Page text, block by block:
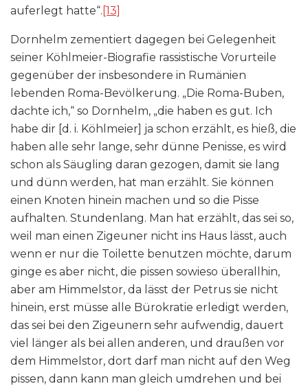
auferlegt hatte“. [13]
Dornhelm zementiert dagegen bei Gelegenheit
seiner Köhlmeier-Biografie rassistische Vorurteile
gegenüber der insbesondere in Rumänien
lebenden Roma-Bevölkerung. „Die Roma-Buben,
dachte ich,“ so Dornhelm, „die haben es gut. Ich
habe dir [d. i. Köhlmeier] ja schon erzählt, es hieß, die
haben alle sehr lange, sehr dünne Penisse, es wird
schon als Säugling daran gezogen, damit sie lang
und dünn werden, hat man erzählt. Sie können
einen Knoten hinein machen und so die Pisse
aufhalten. Stundenlang. Man hat erzählt, das sei so,
weil man einen Zigeuner nicht ins Haus lässt, auch
wenn er nur die Toilette benutzen möchte, darum
ginge es aber nicht, die pissen sowieso überallhin,
aber am Himmelstor, da lässt der Petrus sie nicht
hinein, erst müsse alle Bürokratie erledigt werden,
das sei bei den Zigeunern sehr aufwendig, dauert
viel länger als bei allen anderen, und draußen vor
dem Himmelstor, dort darf man nicht auf den Weg
pissen, dann kann man gleich umdrehen und bei